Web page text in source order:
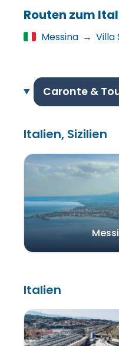
Routen zum
Messina → Villa
Caronte &
Italien, Sizilien
Italien